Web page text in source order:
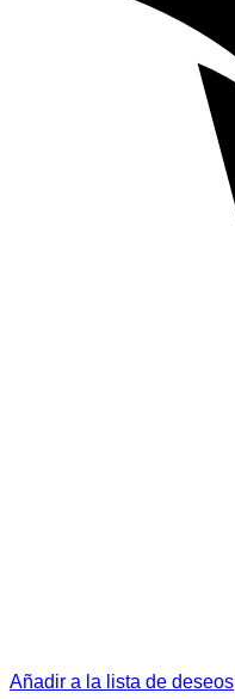
Añadir a la lista de deseos